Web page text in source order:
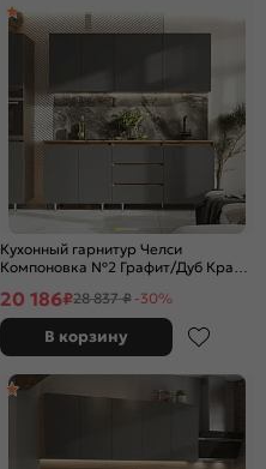
Кухонный гарнитур Челси
Компоновка №2 Графит/Дуб Крафт
20 186₽28 837 ₽ -30%
В корзину